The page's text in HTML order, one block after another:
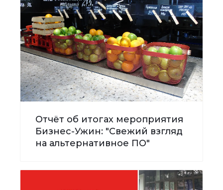
Отчёт об итогах мероприятия
Бизнес-Ужин: "Свежий взгляд
на альтернативное ПО"